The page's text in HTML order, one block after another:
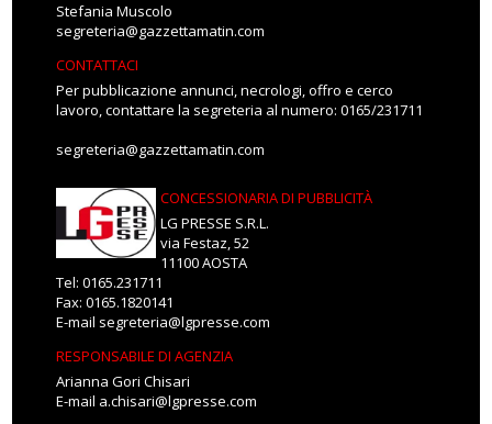
Stefania Muscolo
segreteria@gazzettamatin.com
CONTATTACI
Per pubblicazione annunci, necrologi, offro e cerco
lavoro, contattare la segreteria al numero: 0165/231711
segreteria@gazzettamatin.com
CONCESSIONARIA DI PUBBLICITÀ
LG PRESSE S.R.L.
via Festaz, 52
11100 AOSTA
Tel: 0165.231711
Fax: 0165.1820141
E-mail segreteria@lgpresse.com
RESPONSABILE DI AGENZIA
Arianna Gori Chisari
E-mail a.chisari@lgpresse.com